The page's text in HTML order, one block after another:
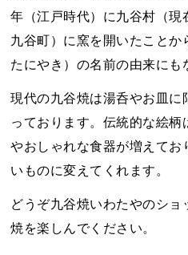
年（江戸時代）に九谷村（現
九谷町）に窯を開いたことか
たにやき）の名前の由来にも
現代の九谷焼は湯呑やお皿に
っております。伝統的な絵柄
やおしゃれな食器が増えてお
いものに変えてくれます。
どうぞ九谷焼いわたやのショ
焼を楽しんでください。